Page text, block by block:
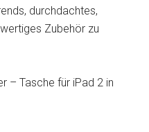
durchdachtes,
Zubehör zu
– Tasche für iPad 2 in